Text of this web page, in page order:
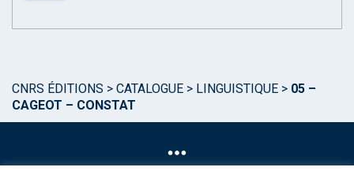
CNRS ÉDITIONS > CATALOGUE > LINGUISTIQUE > 05 –
CAGEOT – CONSTAT